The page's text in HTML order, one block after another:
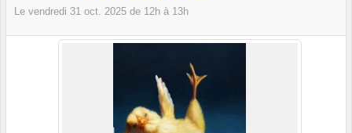
Le vendredi 31 oct. 2025 de 12h à 13h